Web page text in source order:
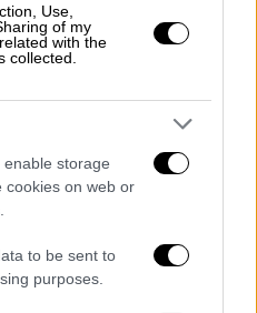
Use,
of my
with the
collected.
storage
cookies on web or
to be sent to
purposes.
αρωγής στη
της
Σελένα Γκόμεζ
ότι θα δωρίσει
προσπάθειες
βοήθειας στη Γάζα